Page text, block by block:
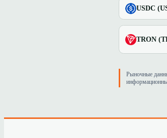
USDC
TRON
Рыночные